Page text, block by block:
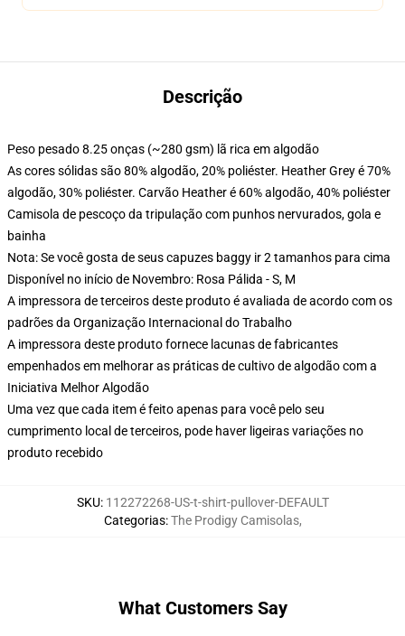
Descrição
Peso pesado 8.25 onças (~280 gsm) lã rica em algodão
As cores sólidas são 80% algodão, 20% poliéster. Heather Grey é 70%
algodão, 30% poliéster. Carvão Heather é 60% algodão, 40% poliéster
Camisola de pescoço da tripulação com punhos nervurados, gola e
bainha
Nota: Se você gosta de seus capuzes baggy ir 2 tamanhos para cima
Disponível no início de Novembro: Rosa Pálida - S, M
A impressora de terceiros deste produto é avaliada de acordo com os
padrões da Organização Internacional do Trabalho
A impressora deste produto fornece lacunas de fabricantes
empenhados em melhorar as práticas de cultivo de algodão com a
Iniciativa Melhor Algodão
Uma vez que cada item é feito apenas para você pelo seu
cumprimento local de terceiros, pode haver ligeiras variações no
produto recebido
SKU: 112272268-US-t-shirt-pullover-DEFAULT
Categorias:The Prodigy Camisolas,
What Customers Say